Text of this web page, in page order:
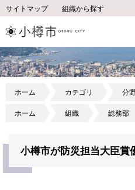
サイトマップ 組織から探す
ホーム カテゴリ 分
ホーム 組織 総務部
小樽市が防災担当大臣賞